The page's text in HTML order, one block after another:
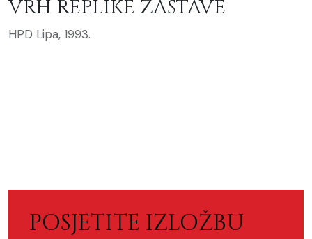
VRH REPLIKE ZASTAVE
HPD Lipa, 1993.
POSJETITE IZLOŽBU